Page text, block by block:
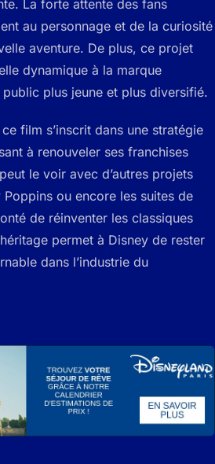
La forte attente des fans
au personnage et de la curiosité
aventure. De plus, ce projet
dynamique à la marque
plus jeune et plus diversifié.
film s’inscrit dans une stratégie
à renouveler ses franchises
le voir avec d’autres projets
ou encore les suites de
de réinventer les classiques
permet à Disney de rester
dans l’industrie du